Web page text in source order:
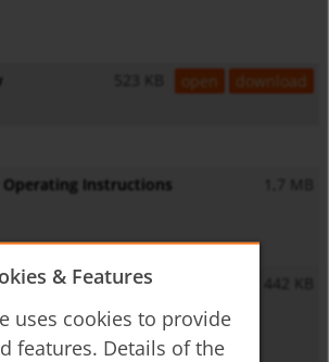
523 KB open download
Operating Instructions 1,7 MB
Instructions
442 KB
& Features
uses cookies to provide
features. Details of the